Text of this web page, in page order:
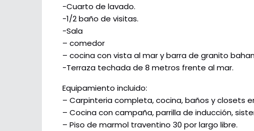
-Cuarto de lavado.
-1/2 baño de visitas.
-Sala
– comedor
– cocina con vista al mar y barra de granito
-Terraza techada de 8 metros frente al mar.
Equipamiento incluido:
– Carpinteria completa, cocina, baños y closets
– Cocina con campaña, parrilla de inducción,
– Piso de marmol traventino 30 por largo libre.